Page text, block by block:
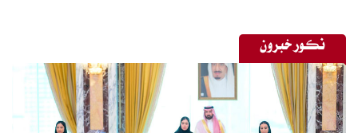
نڪور خبرون